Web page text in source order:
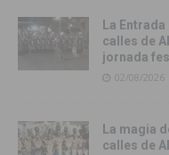
La
calles de
jornada
02/08/2026
La magia
calles de